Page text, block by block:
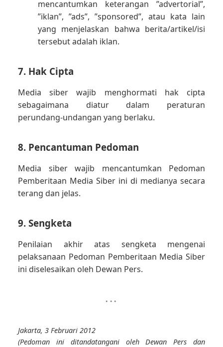
mencantumkan keterangan ”advertorial”,
”iklan”, ”ads”, ”sponsored”, atau kata lain
yang menjelaskan bahwa berita/artikel/isi
tersebut adalah iklan.
7. Hak Cipta
Media siber wajib menghormati hak cipta
sebagaimana diatur dalam peraturan
perundang-undangan yang berlaku.
8. Pencantuman Pedoman
Media siber wajib mencantumkan Pedoman
Pemberitaan Media Siber ini di medianya secara
terang dan jelas.
9. Sengketa
Penilaian akhir atas sengketa mengenai
pelaksanaan Pedoman Pemberitaan Media Siber
ini diselesaikan oleh Dewan Pers.
Jakarta, 3 Februari 2012
(Pedoman ini ditandatangani oleh Dewan Pers dan